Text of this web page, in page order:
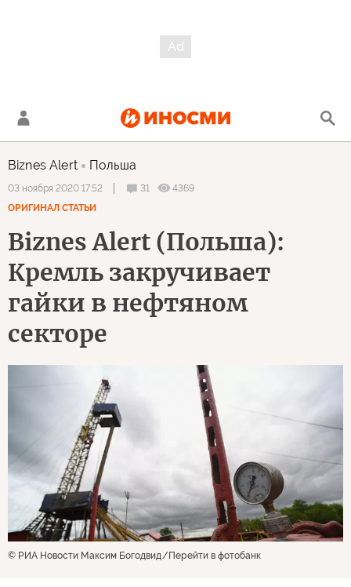
Biznes Alert Польша
03 ноября 2020 17:52 31
4369
ОРИГИНАЛ СТАТЬИ
Biznes Alert (Польша):
Кремль закручивает
гайки в нефтяном
секторе
© РИА Новости Максим Богодвид Перейти в фотобанк